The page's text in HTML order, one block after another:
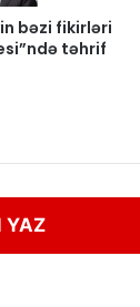
bəzi fikirləri
təhrif
YAZ